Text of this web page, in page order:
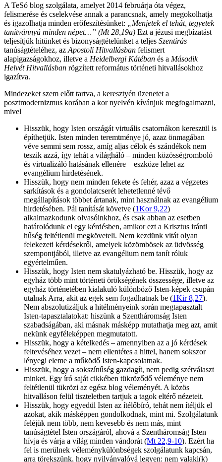
A TeSó blog szolgálata, amelyet 2014 februárja óta végez,
felismerése és cselekvése annak a parancsnak, amely megokolhatja
és igazolhatja minden erőfeszítésünket:
Menjetek el tehát, tegyetek
tanítvánnyá minden népet…” (Mt 28,19a) Ezt a jézusi megbízatást
teljesítjük hitünket és bizonyságtételünket a teljes Szentírás
tanúságtételéhez, az Apostoli Hitvallásban felismert
alapigazságokhoz, illetve a Heidelbergi Kátéban és a Második
Helvét Hitvallásban rögzített református történeti hitvallásokhoz
igazítva.
Mindezeket szem előtt tartva, a keresztyén üzenetet a
posztmodernizmus korában a kor nyelvén kívánjuk megfogalmazni,
mivel
Hisszük, hogy Isten országát virtuális csatornákon keresztül is
építhetjük. Isten minden teremtménye jó, azaz önmagában
véve semmi sem rossz, amíg aljas célok és szándékok nem
teszik azzá, így tehát a világháló – minden közösségromboló
és virtualizáló hatásának ellenére – eszköze lehet az
evangélium hirdetésének.
Hisszük, hogy nem minden fekete és fehér, azaz a végzetes
sarkítások és a gondolatcserét lehetetlenné tévő
megállapítások többet ártanak, mint használnak az evangélium
hirdetésében. Pál tanítását követve (1Kor 9,22)
alkalmazkodunk olvasóinkhoz, és csak abban az esetben
határolódunk el egy kérdésben, amikor ezt a Krisztus iránti
hűség feltétlenül megköveteli. Nem kezdünk vitát olyan
felekezeti kérdésekről, amelyek közömbösek az üdvösség
szempontjából, illetve az evangélium nem tanít róluk
egyértelműen.
Hisszük, hogy Isten nem skatulyázható be. Hisszük, hogy az
egyház több mint történeti örökségének összessége, illetve az
egyház történetében kialakuló különböző Isten-képek csupán
utalnak Arra, akit az egek sem fogadhatnak be (1Kir 8,27).
Nem abszolutizáljuk a hitélményeink során megtapasztalt
Isten-tapasztalatokat: hiszünk a Szentháromság Isten
szabadságában, aki másnak másképp mutathatja meg azt, amit
nekünk egyféleképpen megmutatott.
Hisszük, hogy a kételkedés – amennyiben az a jó kérdések
feltevéséhez vezet – nem ellentétes a hittel, hanem sokszor
lényegi eleme a működő Isten-kapcsolatnak.
Hisszük, hogy a sokszínűség gazdagít, nem pedig szétválaszt
minket. Egy író saját cikkében tükröződő véleménye nem
feltétlenül tükrözi az egész blog véleményét. A közös
hitvalláson felül tiszteletben tartjuk a tagok eltérő nézeteit.
Hisszük, hogy egyedül Isten az ítélőbíró, tehát nem ítéljük el
azokat, akik másképpen gondolkodnak, mint mi. Szolgálatunk
feléjük nem több, nem kevesebb és nem más, mint
tanúságtétel Isten országáról, ahová a Szentháromság Isten
hívja és várja a világ minden vándorát (Mt 22,9-10). Ezért ha
fel is merülnek véleménykülönbségek szolgálatunk kapcsán,
arra törekszünk, hogy nyilvánvalóvá legyen: nem valaki(k)